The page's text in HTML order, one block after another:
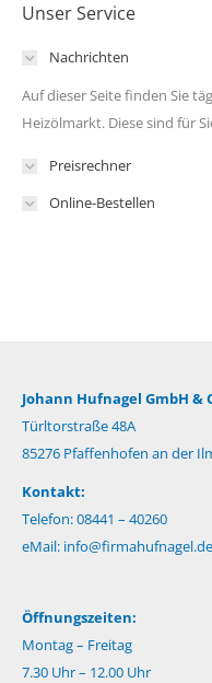
Unser Service
Nachrichten
Auf dieser Seite finden Sie
Heizölmarkt. Diese sind für
Preisrechner
Online-Bestellen
Johann Hufnagel GmbH &
Türltorstraße 48A
85276 Pfaffenhofen an der
Kontakt:
Telefon: 08441 – 40260
eMail: info@firmahufnagel.de
Öffnungszeiten:
Montag – Freitag
7.30 Uhr – 12.00 Uhr